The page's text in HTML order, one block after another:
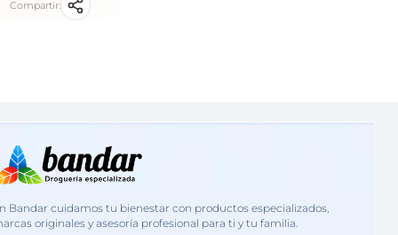
Compartir:
Bandar cuidamos tu bienestar con productos especializados,
originales y asesoría profesional para ti y tu familia.